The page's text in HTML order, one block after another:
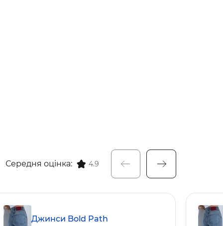
Середня оцінка: 4.9
Джинси Bold Path